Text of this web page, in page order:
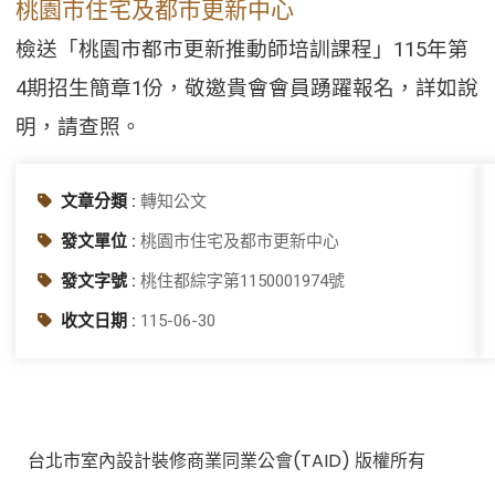
桃園市住宅及都市更新中心
檢送「桃園市都市更新推動師培訓課程」115年第
4期招生簡章1份，敬邀貴會會員踴躍報名，詳如說
明，請查照。
文章分類 : 轉知公文
發文單位 : 桃園市住宅及都市更新中心
發文字號 : 桃住都綜字第1150001974號
收文日期 : 115-06-30
台北市室內設計裝修商業同業公會(TAID) 版權所有